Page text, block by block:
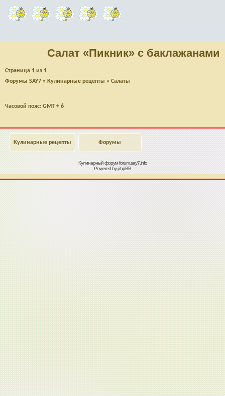
Салат «Пикник» с баклажанами
Страница 1 из 1
Форумы SAY7 » Кулинарные рецепты » Салаты
Часовой пояс: GMT + 6
Кулинарные рецепты Форумы
Кулинарный форумforum.say7.info
Powered byphpBB